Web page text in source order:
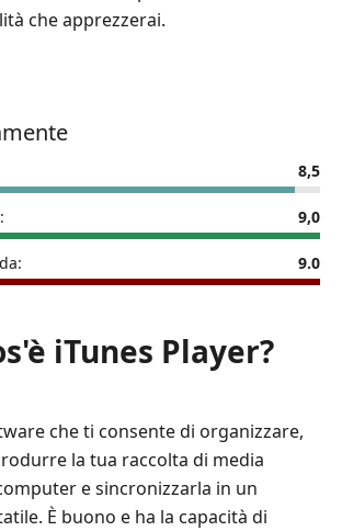
che apprezzerai.
8,5
9,0
9.0
iTunes Player?
che ti consente di organizzare,
la tua raccolta di media
e sincronizzarla in un
È buono e ha la capacità di